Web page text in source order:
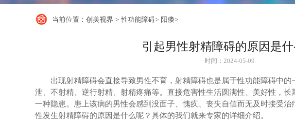
当前位置： 创美视界 >性功能障碍> 阳痿>
引起男性射精障碍的原因是什
时间：2024-05-09
出现射精障碍会直接导致男性不育，射精障碍也是属于性功能障碍中
泄、不射精、逆行射精、射精疼痛等。直接危害性生活圆满性、美好性，
一种隐患。患上该病的男性会感到没面子、愧疚、丧失自信而无及时接受
性发生射精障碍的原因是什么呢？具体的我们就来专家的详细介绍。